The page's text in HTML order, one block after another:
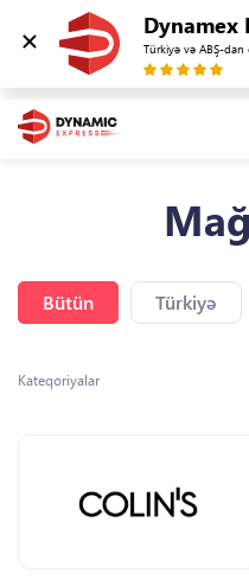
Dynamex
Türkiyə və ABŞ-dan
Bütün Türkiyə
Kateqoriyalar